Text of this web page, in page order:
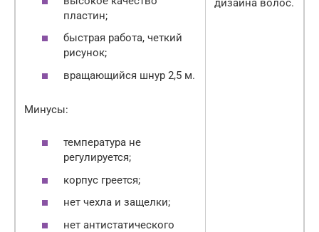
пластин;
быстрая работа, четкий
рисунок;
вращающийся шнур 2,5 м.
Минусы:
температура не
регулируется;
корпус греется;
нет чехла и защелки;
нет антистатического